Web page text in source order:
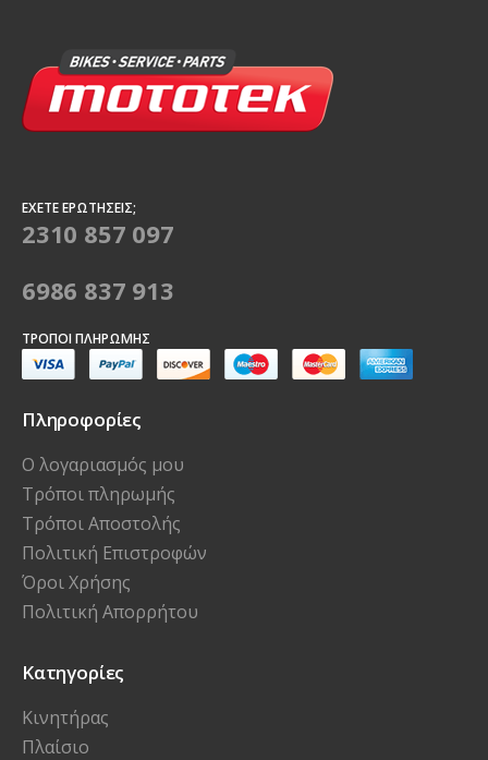
ΈΧΕΤΕ ΕΡΩΤΉΣΕΙΣ;
2310 857 097
6986 837 913
ΤΡΌΠΟΙ ΠΛΗΡΩΜΉΣ
Πληροφορίες
Ο λογαριασμός μου
Τρόποι πληρωμής
Τρόποι Αποστολής
Πολιτική Επιστροφών
Όροι Χρήσης
Πολιτική Απορρήτου
Κατηγορίες
Κινητήρας
Πλαίσιο